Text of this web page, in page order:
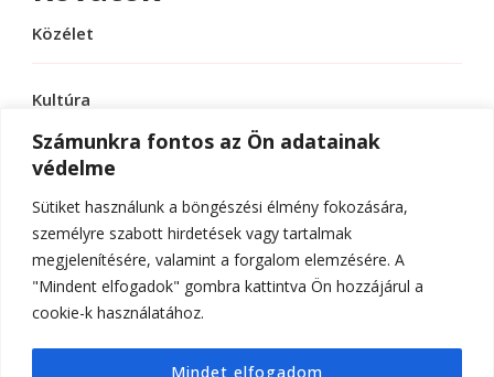
Számunkra fontos az Ön adatainak
védelme
Sütiket használunk a böngészési élmény fokozására,
személyre szabott hirdetések vagy tartalmak
megjelenítésére, valamint a forgalom elemzésére. A
"Mindent elfogadok" gombra kattintva Ön hozzájárul a
cookie-k használatához.
Mindet elfogadom
Közélet
Kultúra
Sport
Tudomány
© Szerzői jog 2026ELTE Online